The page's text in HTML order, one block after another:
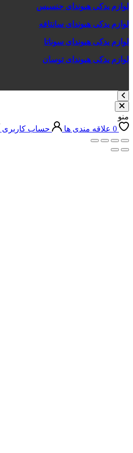
یدکی هیوندای جنسیس
یدکی هیوندای سانتافه
یدکی هیوندای سوناتا
یدکی هیوندای توسان
علاقه مندی ها حساب کاربری 0